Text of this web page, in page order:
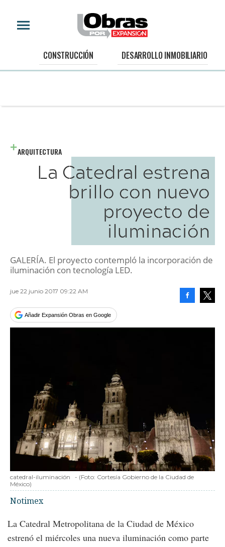
CONSTRUCCIÓN DESARROLLO INMOBILIARIO
ARQUITECTURA
La Catedral estrena
brillo con nuevo
proyecto de
iluminación
GALERÍA. El proyecto contempló la incorporación de
iluminación con tecnología LED.
jue 22 junio 2017 09:22 AM
Añadir Expansión Obras en Google
catedral-iluminación - (Foto: Cortesía Gobierno de la Ciudad de
México)
Notimex
La Catedral Metropolitana de la Ciudad de México
estrenó el miércoles una nueva iluminación como parte